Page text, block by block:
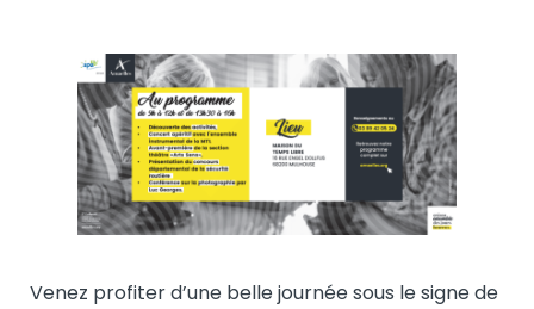
Venez profiter d’une belle journée sous le signe de